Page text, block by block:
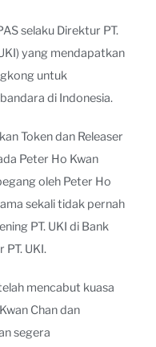
selaku Direktur PT.
yang mendapatkan
untuk
di Indonesia.
Token dan Releaser
Peter Ho Kwan
oleh Peter Ho
sekali tidak pernah
PT. UKI di Bank
PT. UKI.
mencabut kuasa
Chan dan
segera